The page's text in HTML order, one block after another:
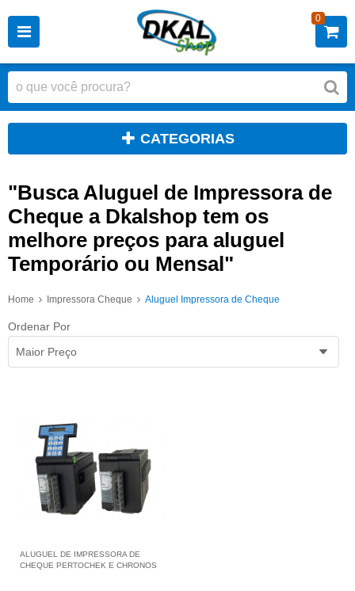
0
CATEGORIAS
"Busca Aluguel de Impressora de
Cheque a Dkalshop tem os
melhore preços para aluguel
Temporário ou Mensal"
Home Impressora Cheque Aluguel Impressora de Cheque
Ordenar Por
Maior Preço
ALUGUEL DE IMPRESSORA DE
CHEQUE PERTOCHEK E CHRONOS